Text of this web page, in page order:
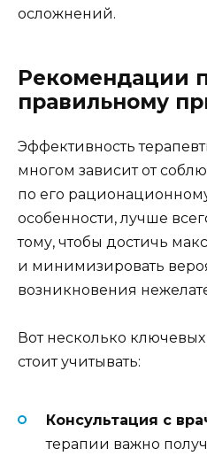
осложнений.
Рекомендации
правильному
Эффективность
многом зависит от
по его
особенности, лучше
тому, чтобы достичь
и минимизировать
возникновения
Вот несколько
стоит учитывать:
Консультация с
терапии важно